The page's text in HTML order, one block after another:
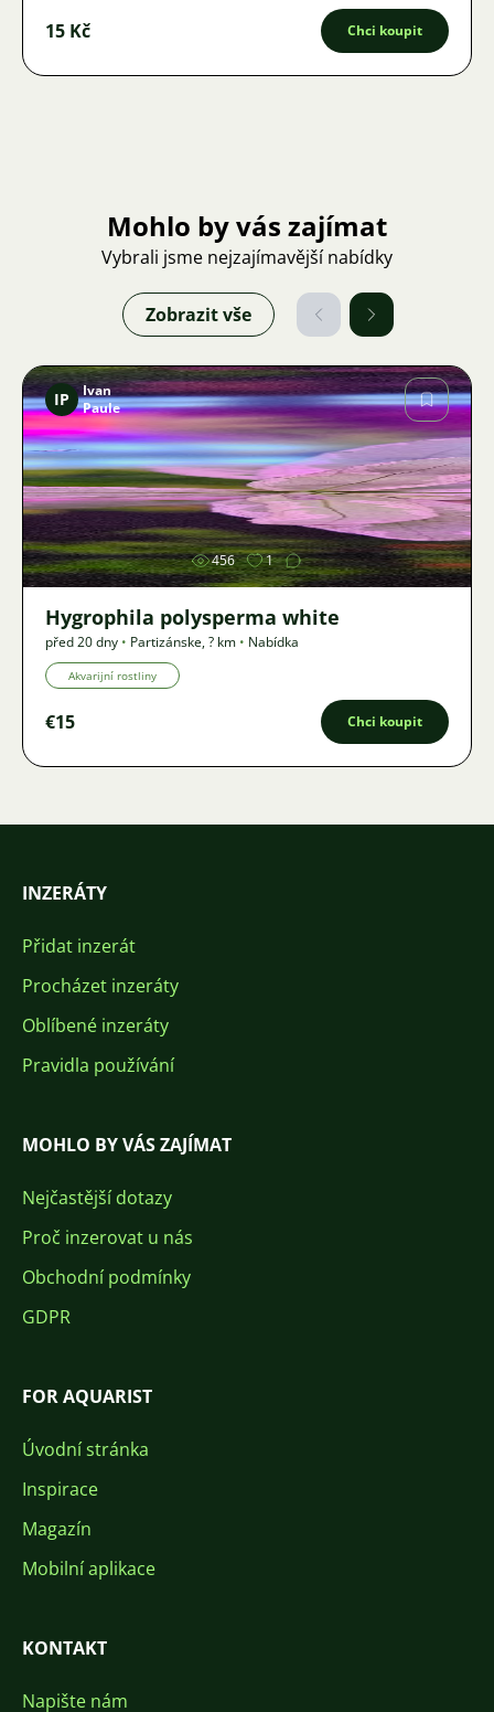
15 Kč Chci koupit
Mohlo by vás zajímat
Vybrali jsme nejzajímavější nabídky
Zobrazit vše
Obrázek
IP
Ivan
Paule
456 1
Hygrophila polysperma white
před 20 dny • Partizánske,? km • Nabídka
Akvarijní rostliny
€15 Chci koupit
INZERÁTY
Přidat inzerát
Procházet inzeráty
Oblíbené inzeráty
Pravidla používání
MOHLO BY VÁS ZAJÍMAT
Nejčastější dotazy
Proč inzerovat u nás
Obchodní podmínky
GDPR
FOR AQUARIST
Úvodní stránka
Inspirace
Magazín
Mobilní aplikace
KONTAKT
Napište nám